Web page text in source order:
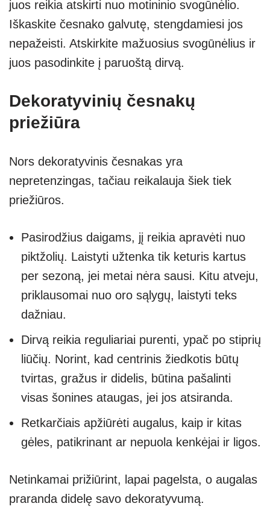
juos reikia atskirti nuo motininio svogūnėlio.
Iškaskite česnako galvutę, stengdamiesi jos
nepažeisti. Atskirkite mažuosius svogūnėlius ir
juos pasodinkite į paruoštą dirvą.
Dekoratyvinių česnakų
priežiūra
Nors dekoratyvinis česnakas yra
nepretenzingas, tačiau reikalauja šiek tiek
priežiūros.
Pasirodžius daigams, jį reikia apravėti nuo
piktžolių. Laistyti užtenka tik keturis kartus
per sezoną, jei metai nėra sausi. Kitu atveju,
priklausomai nuo oro sąlygų, laistyti teks
dažniau.
Dirvą reikia reguliariai purenti, ypač po stiprių
liūčių. Norint, kad centrinis žiedkotis būtų
tvirtas, gražus ir didelis, būtina pašalinti
visas šonines ataugas, jei jos atsiranda.
Retkarčiais apžiūrėti augalus, kaip ir kitas
gėles, patikrinant ar nepuola kenkėjai ir ligos.
Netinkamai prižiūrint, lapai pagelsta, o augalas
praranda didelę savo dekoratyvumą.